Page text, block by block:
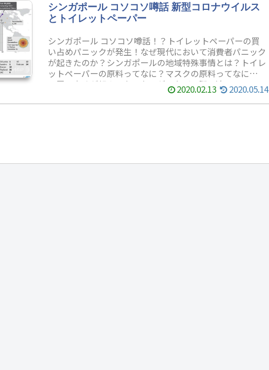
シンガポール コソコソ噂話 新型コロナウイルス
とトイレットペーパー
シンガポール コソコソ噂話！？トイレットペーパーの買
い占めパニックが発生！なぜ現代において消費者パニック
が起きたのか？シンガポールの地域特殊事情とは？トイレ
ットペーパーの原料ってなに？マスクの原料ってなに？次
に買い占めが起きるならなにが？などの謎に迫る！？
2020.02.13 2020.05.14